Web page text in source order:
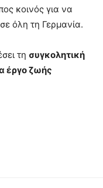
κοινός για να
όλη τη Γερμανία.
τη συγκολητική
έργο ζωής